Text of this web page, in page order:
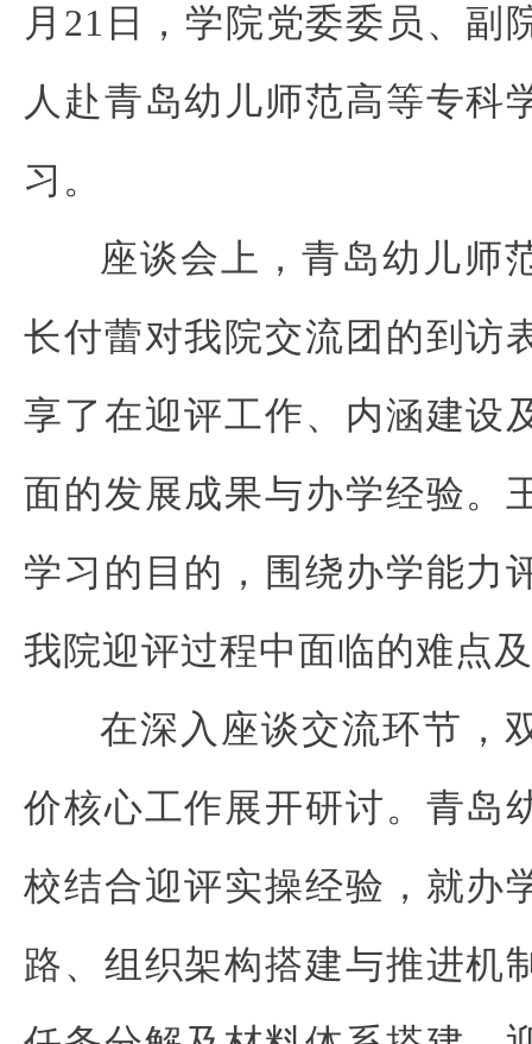
月21日，学院党委委员、副
人赴青岛幼儿师范高等专科
习。
座谈会上，青岛幼儿师
长付蕾对我院交流团的到访
享了在迎评工作、内涵建设
面的发展成果与办学经验。
学习的目的，围绕办学能力
我院迎评过程中面临的难点
在深入座谈交流环节，
价核心工作展开研讨。青岛
校结合迎评实操经验，就办
路、组织架构搭建与推进机